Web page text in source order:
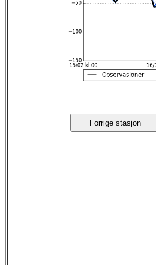
Forrige stasjon